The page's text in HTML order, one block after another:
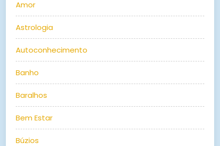
Amor
Astrologia
Autoconhecimento
Banho
Baralhos
Bem Estar
Búzios